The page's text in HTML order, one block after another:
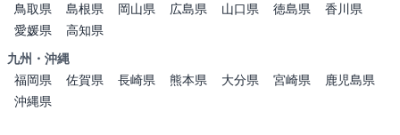
鳥取県
島根県 岡山県 広島県 山口県 徳島県
香川県
愛媛県
高知県
九州・沖縄
福岡県
佐賀県 長崎県 熊本県 大分県 宮崎県
鹿児島県
沖縄県